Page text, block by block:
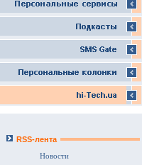
RSS-лента
Новости